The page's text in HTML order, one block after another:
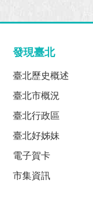
發現臺北
臺北歷史概述
臺北市概況
臺北行政區
臺北好姊妹
電子賀卡
市集資訊